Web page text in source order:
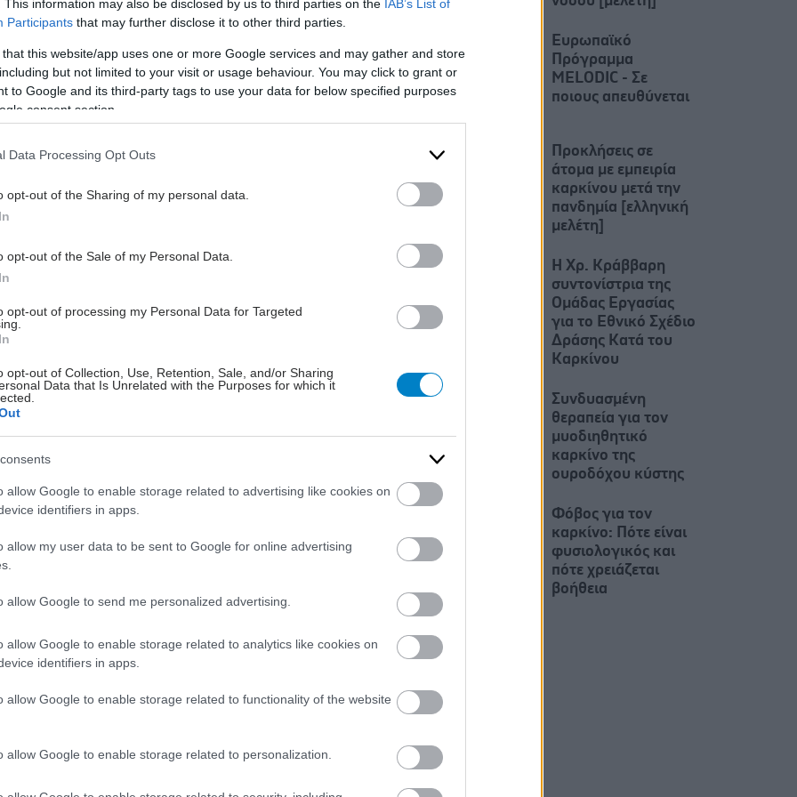
This information may also be disclosed by us to third parties on the IAB’s List of
Participants that may further disclose it to other third parties.
that this website/app uses one or more Google services and may gather and store
but not limited to your visit or usage behaviour. You may click to grant or
to Google and its third-party tags to use your data for below specified purposes
consent section.
Data Processing Opt Outs
opt-out of the Sharing of my personal data.
opt-out of the Sale of my Personal Data.
opt-out of processing my Personal Data for Targeted
opt-out of Collection, Use, Retention, Sale, and/or Sharing
Data that Is Unrelated with the Purposes for which it
allow Google to enable storage related to advertising like cookies on
identifiers in apps.
allow my user data to be sent to Google for online advertising
allow Google to send me personalized advertising.
allow Google to enable storage related to analytics like cookies on
identifiers in apps.
allow Google to enable storage related to functionality of the website
allow Google to enable storage related to personalization.
δήλωσε ο καθηγητής Ζεβ Γουέινμπεργκ,
της μελέτης.
σημείωσαν ότι το 90% των πασχόντων από
παρουσιάζουν μεταλλάξεις στο γονίδιο Kras,
κυτταρική διαίρεση.
που δημοσιεύθηκε στο περιοδικό Nature Medicine, οι
χορήγησαν το εμβόλιο ELI-002 2P σε 25 ασθενείς –20
χειρουργικής αφαίρεσης παγκρεατικού καρκίνου
αμινοξέων, δομικά στοιχεία των πρωτεϊνών –
τα Τ-κύτταρα του ανοσοποιητικού να
και να καταστρέφουν τα καρκινικά κύτταρα που
17 με ισχυρή ανοσοαπόκριση και 8 με
υποτροπή και αυξημένο προσδόκιμο ζωής.
από τους 17 ασθενείς με ισχυρή απόκριση
βρίσκεται σε αρχικό στάδιο, με περιορισμένο
25 ασθενών, χωρίς ομάδα ελέγχου και με
δύο διαφορετικά είδη καρκίνου. Παρ’ όλα αυτά, οι
τα αποτελέσματα αξιοσημείωτα.
Ιατρικής Ογκολογίας Σίο Μινγκ Λι από το
Ευρωπαϊκό
Πρόγραμμα
MELODIC - Σε
ποιους απευθύνεται
Προκλήσεις σε
άτομα με εμπειρία
καρκίνου μετά την
πανδημία [ελληνική
μελέτη]
Η Χρ. Κράββαρη
συντονίστρια της
Ομάδας Εργασίας
για το Εθνικό Σχέδιο
Δράσης Κατά του
Καρκίνου
Συνδυασμένη
θεραπεία για τον
μυοδιηθητικό
καρκίνο της
ουροδόχου κύστης
Φόβος για τον
καρκίνο: Πότε είναι
φυσιολογικός και
πότε χρειάζεται
βοήθεια